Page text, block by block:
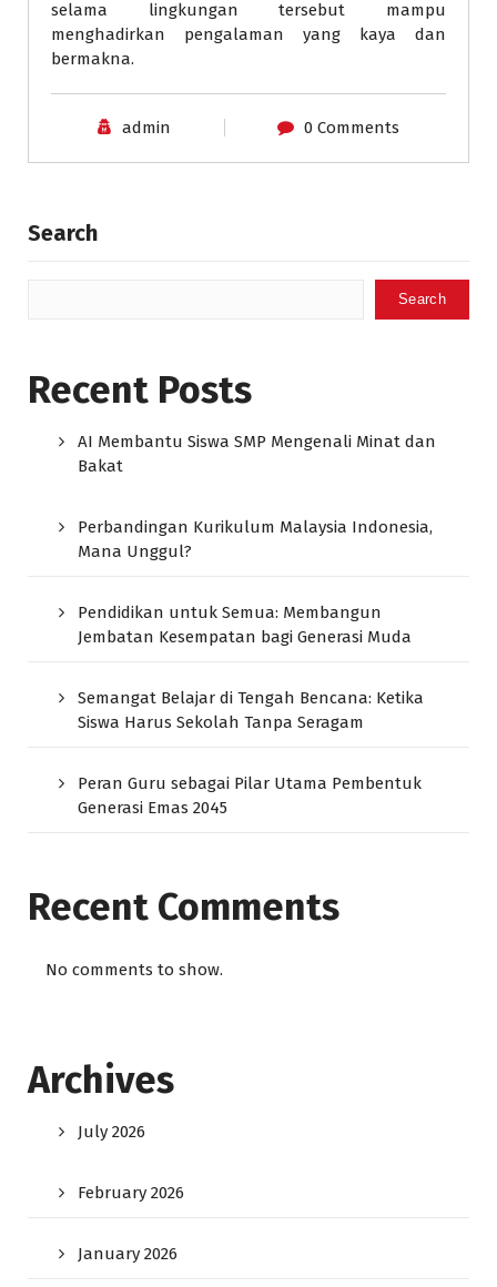
selama lingkungan tersebut mampu
menghadirkan pengalaman yang kaya dan
bermakna.
admin 0 Comments
Search
Search
Recent Posts
AI Membantu Siswa SMP Mengenali Minat dan
Bakat
Perbandingan Kurikulum Malaysia Indonesia,
Mana Unggul?
Pendidikan untuk Semua: Membangun
Jembatan Kesempatan bagi Generasi Muda
Semangat Belajar di Tengah Bencana: Ketika
Siswa Harus Sekolah Tanpa Seragam
Peran Guru sebagai Pilar Utama Pembentuk
Generasi Emas 2045
Recent Comments
No comments to show.
Archives
July 2026
February 2026
January 2026